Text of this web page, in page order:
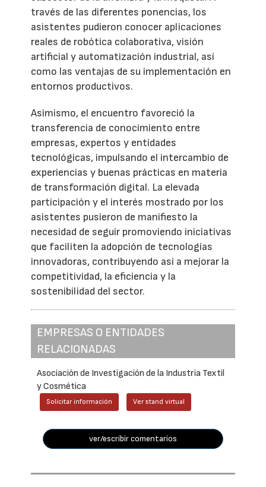
través de las diferentes ponencias, los
asistentes pudieron conocer aplicaciones
reales de robótica colaborativa, visión
artificial y automatización industrial, así
como las ventajas de su implementación en
entornos productivos.
Asimismo, el encuentro favoreció la
transferencia de conocimiento entre
empresas, expertos y entidades
tecnológicas, impulsando el intercambio de
experiencias y buenas prácticas en materia
de transformación digital. La elevada
participación y el interés mostrado por los
asistentes pusieron de manifiesto la
necesidad de seguir promoviendo iniciativas
que faciliten la adopción de tecnologías
innovadoras, contribuyendo así a mejorar la
competitividad, la eficiencia y la
sostenibilidad del sector.
EMPRESAS O ENTIDADES
RELACIONADAS
Asociación de Investigación de la Industria Textil
y Cosmética
Solicitar información Ver stand virtual
ver/escribir comentarios